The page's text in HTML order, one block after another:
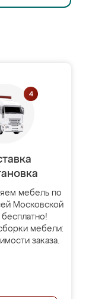
мебель по
Московской
мебели:
заказа.